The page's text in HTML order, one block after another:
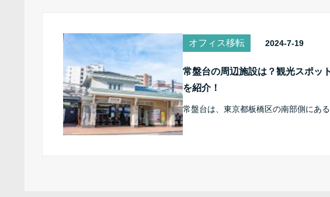
オフィス移転 2024-7-19
常盤台の周辺施設は？観光スポッ
を紹介！
常盤台は、東京都板橋区の南部側にあ